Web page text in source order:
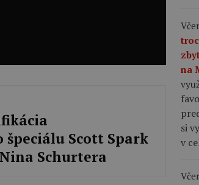
Scott Spark
Schurtera
na
si
v